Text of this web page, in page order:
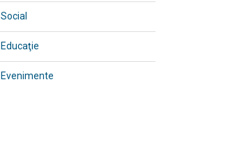
Social
Educaţie
Evenimente